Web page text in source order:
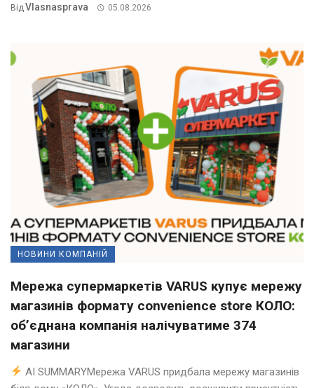
ВідVlasnasprava 05.08.2026
НОВИНИ КОМПАНІЙ
Мережа супермаркетів VARUS купує мережу
магазинів формату convenience store КОЛО:
об’єднана компанія налічуватиме 374
магазини
AI SUMMARYМережа VARUS придбала мережу магазинів